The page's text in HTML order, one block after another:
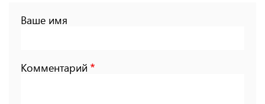
Ваше имя
Комментарий